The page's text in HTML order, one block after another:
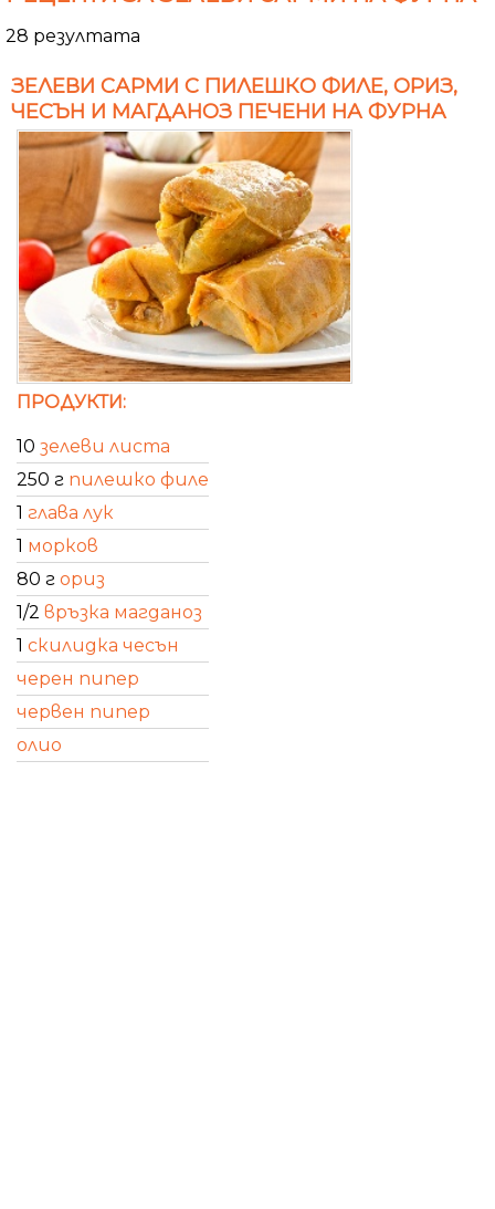
28 резултата
ЗЕЛЕВИ САРМИ С ПИЛЕШКО ФИЛЕ, ОРИЗ,
ЧЕСЪН И МАГДАНОЗ ПЕЧЕНИ НА ФУРНА
ПРОДУКТИ:
10 зелеви листа
250 г пилешко филе
1 глава лук
1 морков
80 г ориз
1/2 връзка магданоз
1 скилидка чесън
черен пипер
червен пипер
олио